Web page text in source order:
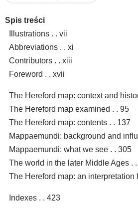
Spis treści
Illustrations . . vii
Abbreviations . . xi
Contributors . . xiii
Foreword . . xvii
The Hereford map: context and
The Hereford map examined . . 95
The Hereford map: contents . . 137
Mappaemundi: background and
Mappaemundi: what we see . . 305
The world in the later Middle Ages .
The Hereford map: an interpretation
Indexes . . 423